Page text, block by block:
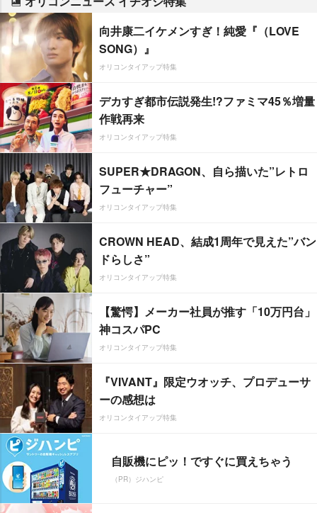
向井康二イケメンすぎ！純愛『（LOVE
SONG）』
オリコンタイアップ特集
デカすぎ都市伝説発生!?ファミマ45％増量
作戦再来
オリコンタイアップ特集
SUPER★DRAGON、自ら描いた”レトロ
フューチャー”
オリコンタイアップ特集
CROWN HEAD、結成1周年で見えた”バン
ドらしさ”
オリコンタイアップ特集
【驚愕】メーカー社員が推す「10万円台」
神コスパPC
オリコンタイアップ特集
『VIVANT』限定ウオッチ、プロデューサ
ーの感想は
オリコンタイアップ特集
自販機にピッ！ですぐに買えちゃう
（PR）ジハンピ